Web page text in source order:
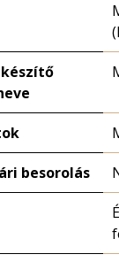
besorolás